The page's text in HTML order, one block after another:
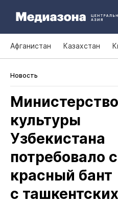
Афганистан Казахстан
Новость
Министерство
культуры
Узбекистана
потребовало
красный бант
с ташкентских